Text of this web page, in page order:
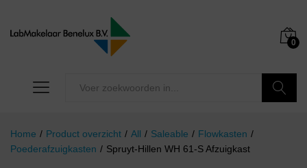
0
Home / Product overzicht / All / Saleable / Flowkasten /
Poederafzuigkasten / Spruyt-Hillen WH 61-S Afzuigkast